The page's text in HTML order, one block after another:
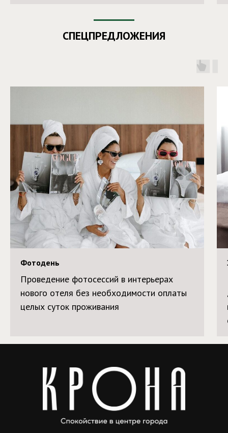
СПЕЦПРЕДЛОЖЕНИЯ
Фотодень
Проведение фотосессий в интерьерах
нового отеля без необходимости оплаты
целых суток проживания